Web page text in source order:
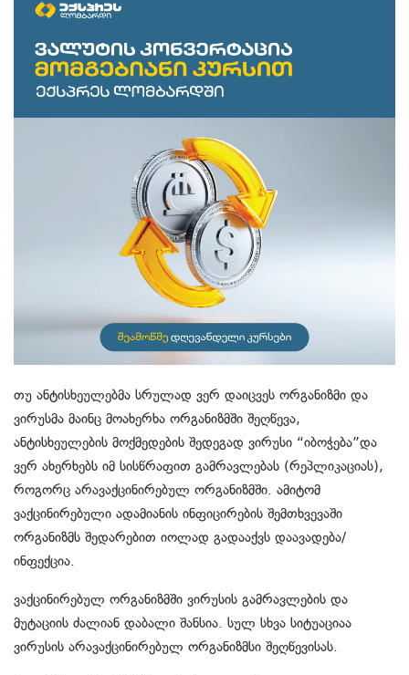
თუ ანტისხეულებმა სრულად ვერ დაიცვეს ორგანიზმი და
ვირუსმა მაინც მოახერხა ორგანიზმში შეღწევა,
ანტისხეულების მოქმედების შედეგად ვირუსი “იბოჭება”და
ვერ ახერხებს იმ სისწრაფით გამრავლებას (რეპლიკაციას),
როგორც არავაქცინირებულ ორგანიზმში. ამიტომ
ვაქცინირებული ადამიანის ინფიცირების შემთხვევაში
ორგანიზმს შედარებით იოლად გადააქვს დაავადება/
ინფექცია.
ვაქცინირებულ ორგანიზმში ვირუსის გამრავლების და
მუტაციის ძალიან დაბალი შანსია. სულ სხვა სიტუაციაა
ვირუსის არავაქცინირებულ ორგანიზმსი შეღწევისას.